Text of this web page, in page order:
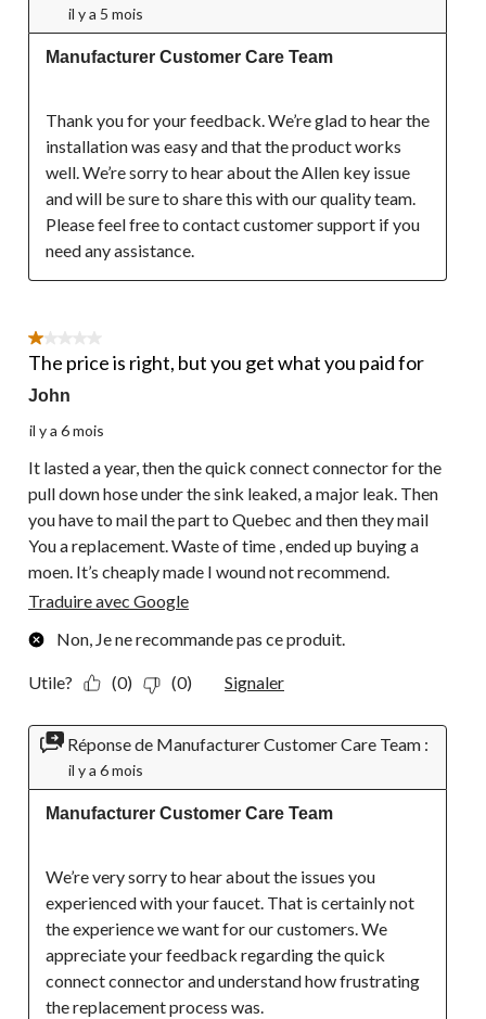
il y a 5 mois
Manufacturer Customer Care Team
Thank you for your feedback. We’re glad to hear the
installation was easy and that the product works
well. We’re sorry to hear about the Allen key issue
and will be sure to share this with our quality team.
Please feel free to contact customer support if you
need any assistance.
1 étoile(s) sur 5.
The price is right, but you get what you paid for
John
il y a 6 mois
It lasted a year, then the quick connect connector for the
pull down hose under the sink leaked, a major leak. Then
you have to mail the part to Quebec and then they mail
You a replacement. Waste of time , ended up buying a
moen. It’s cheaply made I wound not recommend.
Traduire avec Google
Non, Je ne recommande pas ce produit.
Utile? (0) (0) Signaler
Réponse de Manufacturer Customer Care Team :
il y a 6 mois
Manufacturer Customer Care Team
We’re very sorry to hear about the issues you
experienced with your faucet. That is certainly not
the experience we want for our customers. We
appreciate your feedback regarding the quick
connect connector and understand how frustrating
the replacement process was.